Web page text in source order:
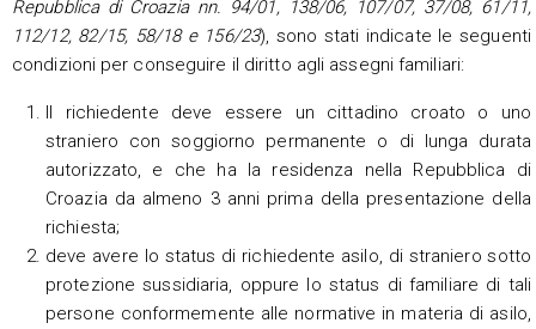
Repubblica di Croazia nn. 94/01, 138/06, 107/07, 37/08, 61/11,
112/12, 82/15, 58/18 e 156/23), sono stati indicate le seguenti
condizioni per conseguire il diritto agli assegni familiari:
Il richiedente deve essere un cittadino croato o uno
straniero con soggiorno permanente o di lunga durata
autorizzato, e che ha la residenza nella Repubblica di
Croazia da almeno 3 anni prima della presentazione della
richiesta;
deve avere lo status di richiedente asilo, di straniero sotto
protezione sussidiaria, oppure lo status di familiare di tali
persone conformemente alle normative in materia di asilo,